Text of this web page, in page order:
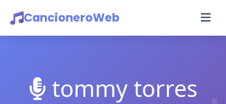
CancioneroWeb
tommy torres